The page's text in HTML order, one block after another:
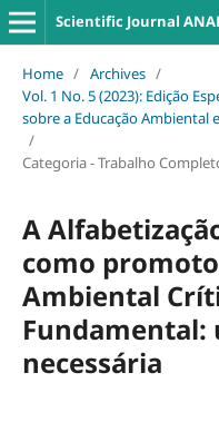
Scientific Journal
Home / Archives /
Vol. 1 No. 5 (2023): Edição
sobre a Educação Ambiental
/
Categoria - Trabalho
A
como
Ambiental
Fundamental:
necessária